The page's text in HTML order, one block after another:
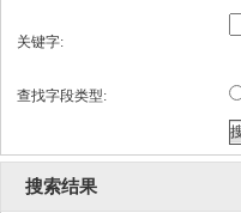
关键字:
查找字段类型:
搜索结果